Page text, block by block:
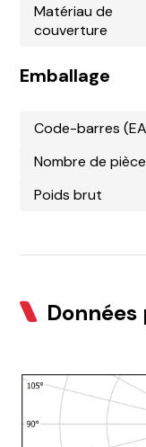
Matériau de
couverture
Emballage
Code-barres
Nombre de
Poids brut